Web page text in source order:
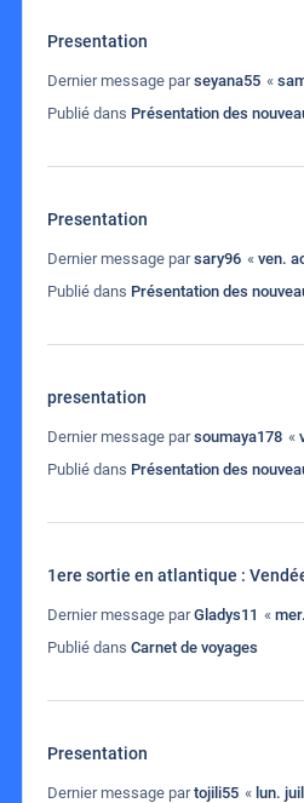
Presentation
Dernier message parseyana55 «
Publié dans Présentation des
Presentation
Dernier message parsary96 « ven.
Publié dans Présentation des
presentation
Dernier message parsoumaya178 «
Publié dans Présentation des
1ere sortie en atlantique :
Dernier message parGladys11 «
Publié dans Carnet de voyages
Presentation
Dernier message partojili55 « lun.